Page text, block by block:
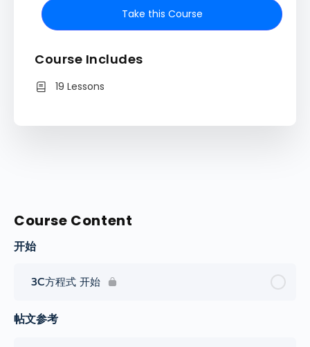
Course Content
开始
3C方程式 开始
帖文参考
Take this Course
Course Includes
19 Lessons